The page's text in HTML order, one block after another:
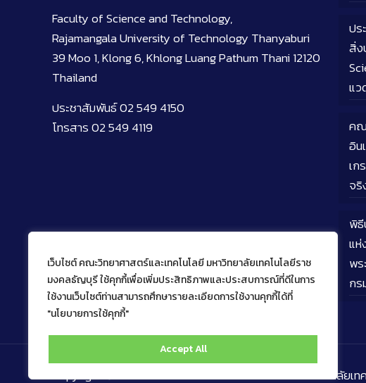
เว็บไซต์ คณะวิทยาศาสตร์และเทคโนโลยี มหาวิทยาลัยเทคโนโลยีราช
มงคลธัญบุรี ใช้คุกกี้เพื่อเพิ่มประสิทธิภาพและประสบการณ์ที่ดีในการ
ใช้งานเว็บไซต์ท่านสามารถศึกษารายละเอียดการใช้งานคุกกี้ได้ที่
"นโยบายการใช้คุกกี้"
Accept All
Faculty of Science and Technology,
Rajamangala University of Technology Thanyaburi
39 Moo 1, Klong 6, Khlong Luang Pathum Thani 12120
Thailand
ประชาสัมพันธ์ 02 549 4150
โทรสาร 02 549 4119
ปร
สิ่ง
แว
คณ
อิน
เก
จริ
พิ
แห่
พร
ก
Copyright © 2022 คณะวิทยาศาสตร์และเทคโนโลยี มหาวิทยาลัยเ